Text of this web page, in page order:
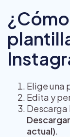
Elige una
Edita y
Descarga
Descargar
actual)